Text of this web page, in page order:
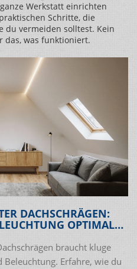
Werkstatt einrichten
Schritte, die
du vermeiden solltest. Kein
das, was funktioniert.
DACHSCHRÄGEN:
OPTIMAL
braucht kluge
Erfahre, wie du